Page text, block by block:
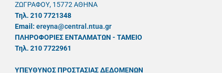
ΖΩΓΡΑΦΟΥ, 15772 ΑΘΗΝΑ
Τηλ. 210 7721348
Email: ereyna@central.ntua.gr
ΠΛΗΡΟΦΟΡΙΕΣ ΕΝΤΑΛΜΑΤΩΝ - ΤΑΜΕΙΟ
Τηλ. 210 7722961
ΥΠΕΥΘYΝΟΣ ΠΡΟΣΤΑΣΙΑΣ ΔΕΔΟΜΕΝΩΝ